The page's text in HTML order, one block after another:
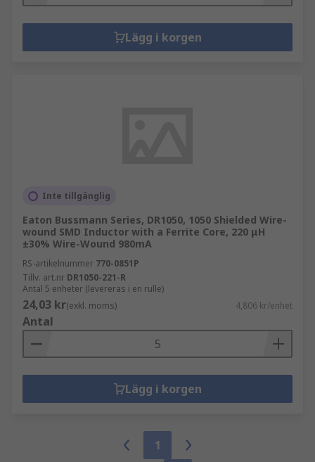
Lägg i korgen
Inte tillgänglig
Eaton Bussmann Series, DR1050, 1050 Shielded Wire-
wound SMD Inductor with a Ferrite Core, 220 μH
±30% Wire-Wound 980mA
RS-artikelnummer 770-0851P
Tillv. art.nr DR1050-221-R
Antal 5 enheter (levereras i en rulle)
24,03 kr(exkl. moms) 4,806 kr/enhet
Antal
Lägg i korgen
1